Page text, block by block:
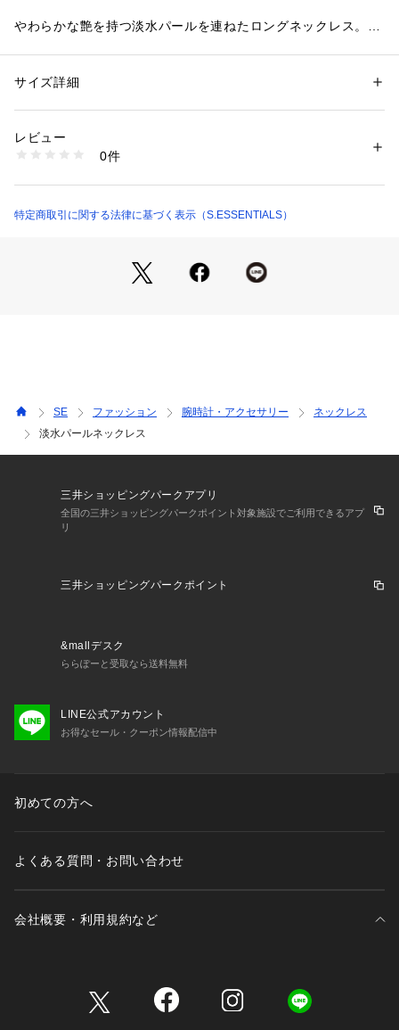
やわらかな艶を持つ淡水パールを連ねたロングネックレス。
ロング丈ならではの縦ラインがスタイリングをすっきりと見
※この商品はサンプルでの撮影を行っています。
性別：レディース
素材：材料の種類 真鍮（メッキ） 淡水パ－ル
商品番号：
P6V05792-- （ショップ）
サイズ詳細
レビュー
0件
特定商取引に関する法律に基づく表示（S.ESSENTIALS）
SE ファッション 腕時計・アクセサリー
ネックレス
淡水パールネックレス
三井ショッピングパークアプリ
全国の三井ショッピングパークポイント対象施設でご利用できるアプ
リ
三井ショッピングパークポイント
&mallデスク
ららぽーと受取なら送料無料
LINE公式アカウント
お得なセール・クーポン情報配信中
初めての方へ
よくある質問・お問い合わせ
会社概要・利用規約など